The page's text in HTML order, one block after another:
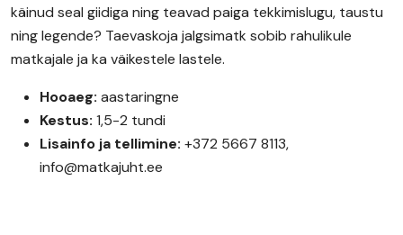
käinud seal giidiga ning teavad paiga tekkimislugu, taustu
ning legende? Taevaskoja jalgsimatk sobib rahulikule
matkajale ja ka väikestele lastele.
Hooaeg: aastaringne
Kestus: 1,5-2 tundi
Lisainfo ja tellimine: +372 5667 8113,
info@matkajuht.ee